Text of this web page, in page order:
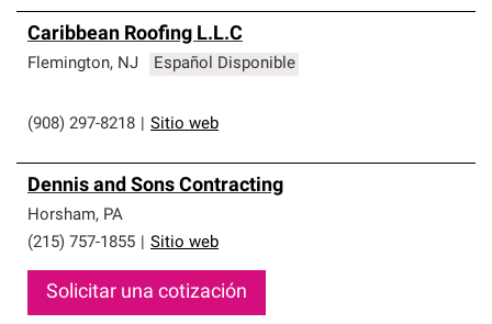
Caribbean Roofing L.L.C
Flemington, NJ Español Disponible
(908) 297-8218 Sitio web
Dennis and Sons Contracting
Horsham, PA
(215) 757-1855
Sitio web
Solicitar una cotización